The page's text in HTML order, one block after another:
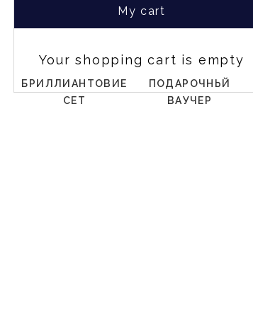
My cart
Your shopping cart is empty
БРИЛЛИАНТОВИЕ
СЕТ
ПОДАРОЧНЬЙ
ВАУЧЕР